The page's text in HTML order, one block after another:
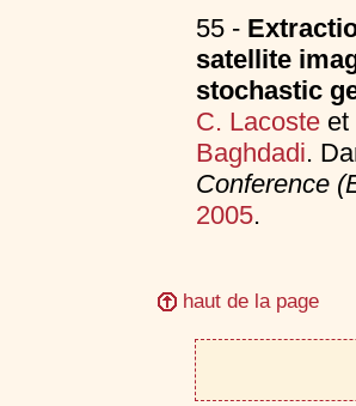
55 -
satellite
stochastic
C. Lacosteet
Baghdadi.
Conference
2005.
haut de la page